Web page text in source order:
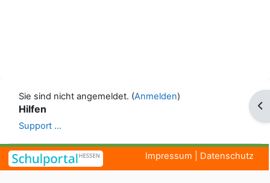
Sie sind nicht angemeldet. (Anmelden)
Hilfen
Support ...
Impressum Datenschutz